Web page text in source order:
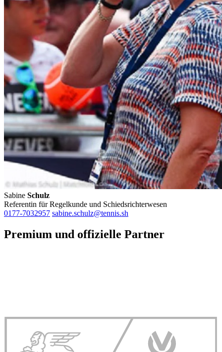
Sabine Schulz
Referentin für Regelkunde und Schiedsrichterwesen
0177-7032957 sabine.schulz@tennis.sh
Premium und offizielle Partner